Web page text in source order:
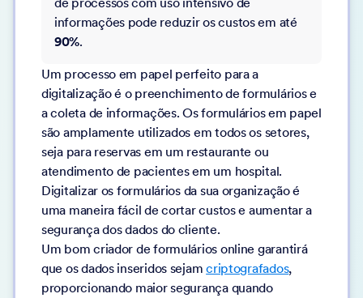
informações pode reduzir os custos em até
90%.
Um processo em papel perfeito para a
digitalização é o preenchimento de formulários e
a coleta de informações. Os formulários em papel
são amplamente utilizados em todos os setores,
seja para reservas em um restaurante ou
atendimento de pacientes em um hospital.
Digitalizar os formulários da sua organização é
uma maneira fácil de cortar custos e aumentar a
segurança dos dados do cliente.
Um bom criador de formulários online garantirá
que os dados inseridos sejamcriptografados,
proporcionando maior segurança quando